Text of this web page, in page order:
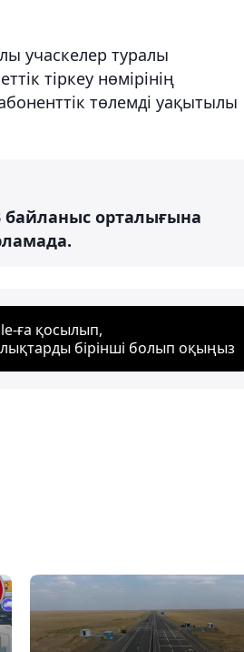
учаскелер туралы
тіркеу нөмірінің
төлемді уақытылы
орталығына
ға қосылып,
бірінші болып оқыңыз